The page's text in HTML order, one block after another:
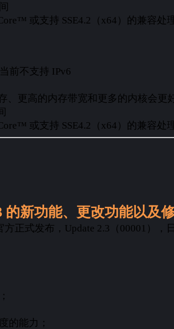
或支持 SSE4.2（x64）的兼容处
不支持 IPv6
更高的内存带宽和更多的内核会更
或支持 SSE4.2（x64）的兼容处
的新功能、更改功能以及
方正式发布，Update 2.3（00001），
的能力；